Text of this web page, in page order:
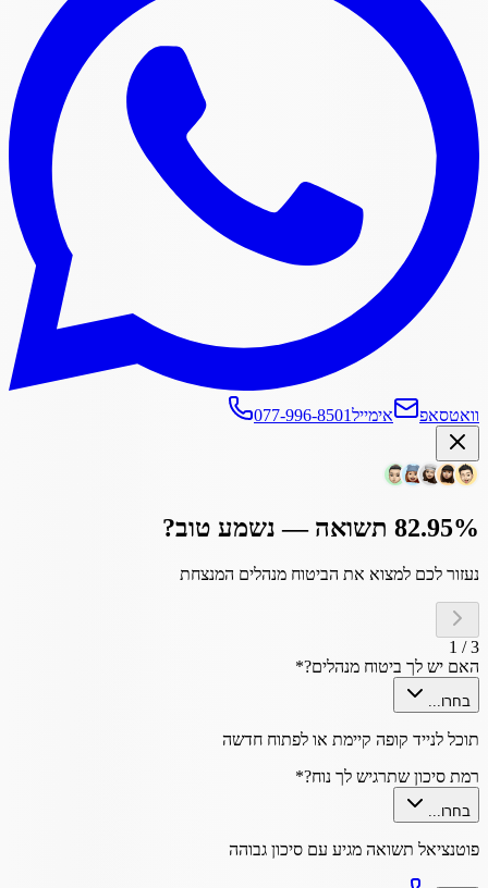
וואטסאפ אימייל077-996-8501
82.95% תשואה — נשמע טוב?
נעזור לכם למצוא את הביטוח מנהלים המנצחת
1 /3
האם יש לך ביטוח מנהלים?*
בחרו...
תוכל לנייד קופה קיימת או לפתוח חדשה
רמת סיכון שתרגיש לך נוח?*
בחרו...
פוטנציאל תשואה מגיע עם סיכון גבוהה